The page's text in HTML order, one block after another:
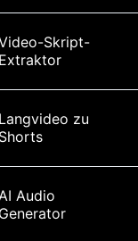
Skript-
zu
Audio